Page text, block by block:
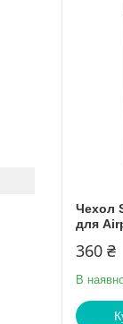
Чехол
для
360 ₴
В